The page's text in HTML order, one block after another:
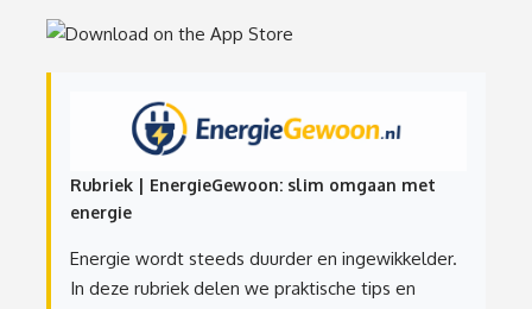
Rubriek | EnergieGewoon: slim omgaan met
energie
Energie wordt steeds duurder en ingewikkelder.
In deze rubriek delen we praktische tips en